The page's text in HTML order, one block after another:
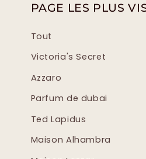
PAGE LES PLUS
Tout
Victoria's Secret
Azzaro
Parfum de dubai
Ted Lapidus
Maison Alhambra